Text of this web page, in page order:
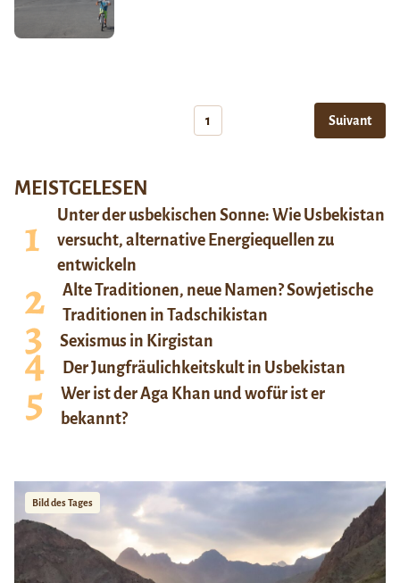
1 Suivant
MEISTGELESEN
Unter der usbekischen Sonne: Wie Usbekistan
versucht, alternative Energiequellen zu
entwickeln
Alte Traditionen, neue Namen? Sowjetische
Traditionen in Tadschikistan
Sexismus in Kirgistan
Der Jungfräulichkeitskult in Usbekistan
Wer ist der Aga Khan und wofür ist er
bekannt?
Bild des Tages